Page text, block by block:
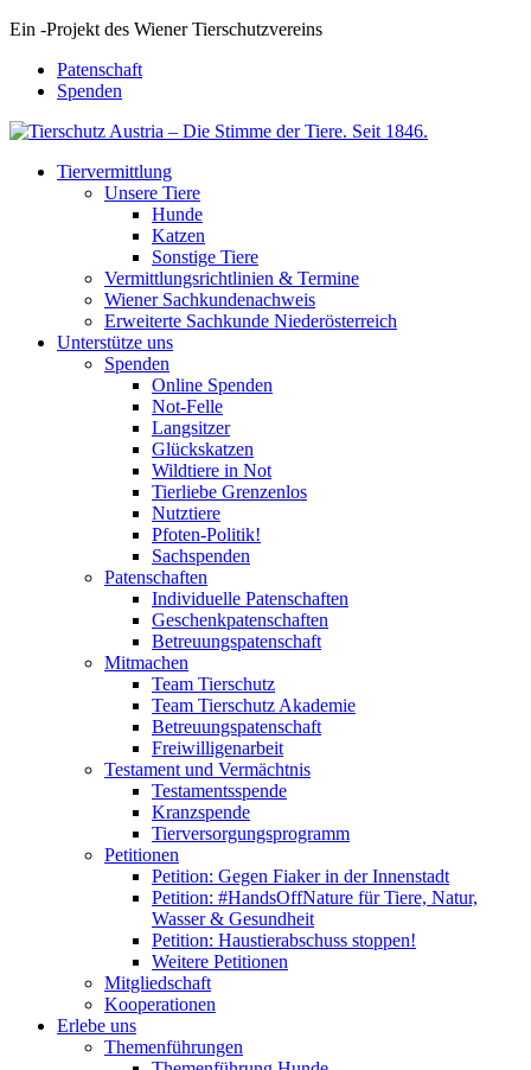
Ein -Projekt des Wiener Tierschutzvereins
Patenschaft
Spenden
Tiervermittlung
Unsere Tiere
Hunde
Katzen
Sonstige Tiere
Vermittlungsrichtlinien & Termine
Wiener Sachkundenachweis
Erweiterte Sachkunde Niederösterreich
Unterstütze uns
Spenden
Online Spenden
Not-Felle
Langsitzer
Glückskatzen
Wildtiere in Not
Tierliebe Grenzenlos
Nutztiere
Pfoten-Politik!
Sachspenden
Patenschaften
Individuelle Patenschaften
Geschenkpatenschaften
Betreuungspatenschaft
Mitmachen
Team Tierschutz
Team Tierschutz Akademie
Betreuungspatenschaft
Freiwilligenarbeit
Testament und Vermächtnis
Testamentsspende
Kranzspende
Tierversorgungsprogramm
Petitionen
Petition: Gegen Fiaker in der Innenstadt
Petition: #HandsOffNature für Tiere, Natur,
Wasser & Gesundheit
Petition: Haustierabschuss stoppen!
Weitere Petitionen
Mitgliedschaft
Kooperationen
Erlebe uns
Themenführungen